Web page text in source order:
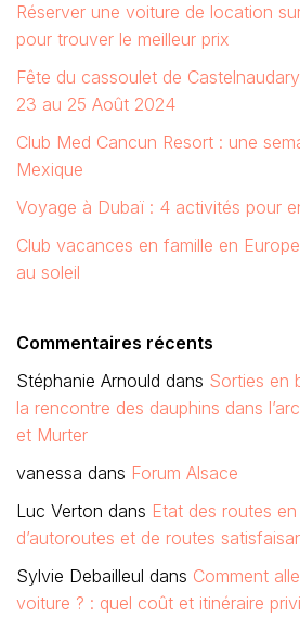
Réserver une voiture de location
pour trouver le meilleur prix
Fête du cassoulet de
23 au 25 Août 2024
Club Med Cancun Resort : une
Mexique
Voyage à Dubaï : 4 activités pour
Club vacances en famille en
au soleil
Commentaires récents
Stéphanie Arnould dans Sorties en
la rencontre des dauphins dans
et Murter
vanessa dans Forum Alsace
Luc Verton dans Etat des routes
d’autoroutes et de routes
Sylvie Debailleul dans Comment
voiture ? : quel coût et itinéraire